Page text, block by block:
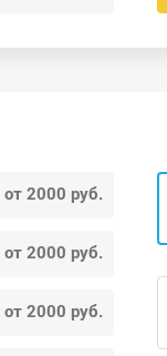
от 2000 руб.
от 2000 руб.
от 2000 руб.